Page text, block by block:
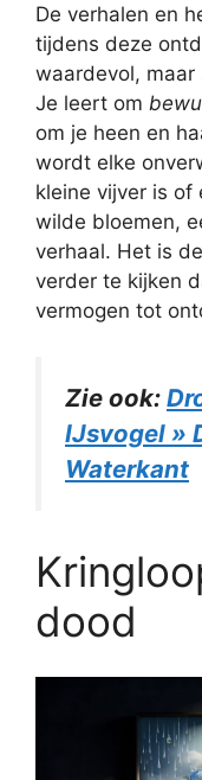
De verhalen en
tijdens deze
waardevol, maar
Je leert om
om je heen en
wordt elke
kleine vijver is of
wilde bloemen,
verhaal. Het is
verder te kijken
vermogen tot
Zie ook:
IJsvogel »
Waterkant
dood